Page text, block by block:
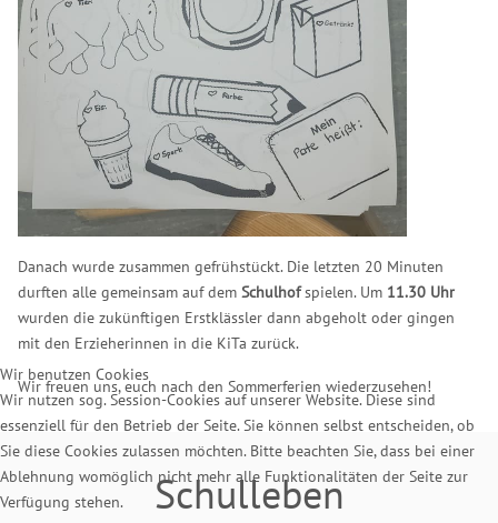
Danach wurde zusammen gefrühstückt. Die letzten 20 Minuten
durften alle gemeinsam auf demSchulhofspielen. Um 11.30 Uhr
wurden die zukünftigen Erstklässler dann abgeholt oder gingen
mit den Erzieherinnen in die KiTa zurück.
Wir freuen uns, euch nach den Sommerferien wiederzusehen!
Schulleben
Wir benutzen Cookies
Wir nutzen sog. Session-Cookies auf unserer Website. Diese sind
essenziell für den Betrieb der Seite. Sie können selbst entscheiden, ob
Sie diese Cookies zulassen möchten. Bitte beachten Sie, dass bei einer
Ablehnung womöglich nicht mehr alle Funktionalitäten der Seite zur
Verfügung stehen.